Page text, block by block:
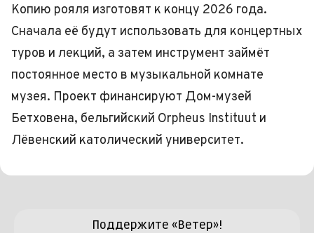
Копию рояля изготовят к концу 2026 года.
Сначала её будут использовать для концертных
туров и лекций, а затем инструмент займёт
постоянное место в музыкальной комнате
музея. Проект финансируют Дом-музей
Бетховена, бельгийский Orpheus Instituut и
Лёвенский католический университет.
Поддержите «Ветер»!